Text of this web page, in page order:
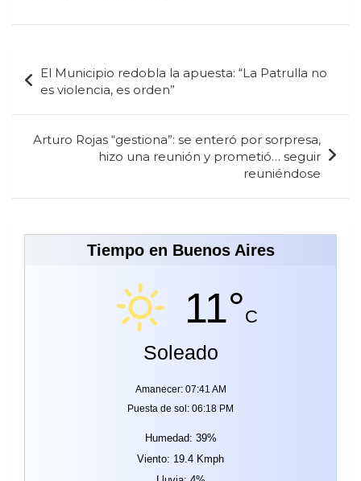
de
entradas
El Municipio redobla la apuesta: “La Patrulla no
es violencia, es orden”
Arturo Rojas “gestiona”: se enteró por sorpresa,
hizo una reunión y prometió… seguir
reuniéndose
Tiempo en Buenos Aires
11°C
Soleado
Amanecer: 07:41 AM
Puesta de sol: 06:18 PM
Humedad: 39%
Viento: 19.4 Kmph